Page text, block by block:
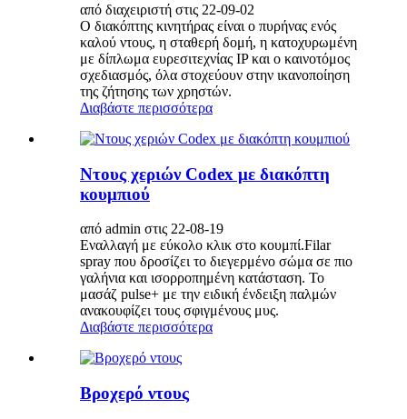
από διαχειριστή στις 22-09-02
Ο διακόπτης κινητήρας είναι ο πυρήνας ενός
καλού ντους, η σταθερή δομή, η κατοχυρωμένη
με δίπλωμα ευρεσιτεχνίας IP και ο καινοτόμος
σχεδιασμός, όλα στοχεύουν στην ικανοποίηση
της ζήτησης των χρηστών.
Διαβάστε περισσότερα
Ντους χεριών Codex με διακόπτη
κουμπιού
από admin στις 22-08-19
Εναλλαγή με εύκολο κλικ στο κουμπί.Filar
spray που δροσίζει το διεγερμένο σώμα σε πιο
γαλήνια και ισορροπημένη κατάσταση. Το
μασάζ pulse+ με την ειδική ένδειξη παλμών
ανακουφίζει τους σφιγμένους μυς.
Διαβάστε περισσότερα
Βροχερό ντους